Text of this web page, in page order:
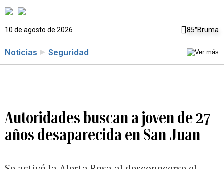
10 de agosto de 2026 85°Bruma
Noticias Seguridad
Autoridades buscan a joven de 27
años desaparecida en San Juan